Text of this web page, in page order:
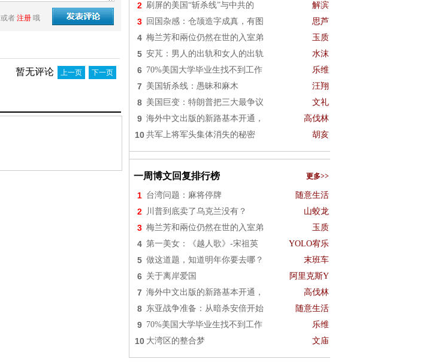
或者 注册 哦
暂无评论 上一页 下一页
2 刷屏的美国“斩杀线”与中共的 解滨
3 回国杂感：仓颉造字成真，有图 思芦
4 梅兰芳和兩位仍然在世的入室弟 玉质
5 安芃：男人的出轨和女人的出轨 水沫
6 70%美国大学毕业生找不到工作 乐维
7 美国斩杀线：愚昧和麻木 汪翔
8 美国巨变：特朗普把三大最争议 文礼
9 海外中文出版的新路基本开通， 高伐林
10 共军上将军头集体消失的秘密 胡亥
一周博文回复排行榜 更多>>
1 台湾问题：麻将停牌 随意生活
2 川普到底卖了乌克兰没有？ 山蛟龙
3 梅兰芳和兩位仍然在世的入室弟 玉质
4 第一美女：《越人歌》-宋祖英 YOLO宥乐
5 做这道题，知道明年你要去哪？ 末班车
6 关于离岸爱国 阿里克斯Y
7 海外中文出版的新路基本开通， 高伐林
8 东亚战争准备：从暗杀安倍开始 随意生活
9 70%美国大学毕业生找不到工作 乐维
10 大湾区的整合梦 文庙